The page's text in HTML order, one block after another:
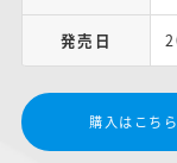
発売日
購入はこちら